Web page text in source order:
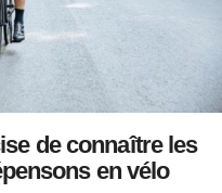
de connaître les
en vélo